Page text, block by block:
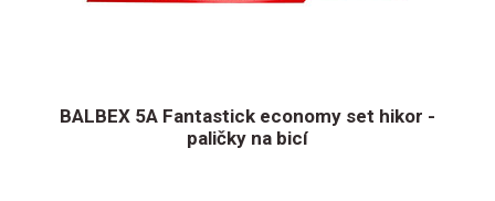
BALBEX 5A Fantastick economy set hikor -
paličky na bicí